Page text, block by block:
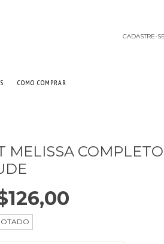
CADASTRE-SE
COMO COMPRAR
MELISSA